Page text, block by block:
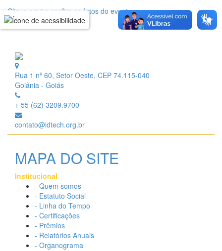
Clique aqui e confira as fotos do evento:
Rua 1 nº 60, Setor Oeste, CEP 74.115-040
Goiânia - Goiás
+ 55 (62) 3209.9700
contato@idtech.org.br
MAPA DO SITE
Institucional
- Quem somos
- Estatuto Social
- Linha do Tempo
- Certificações
- Prêmios
- Relatórios Anuais
- Organograma